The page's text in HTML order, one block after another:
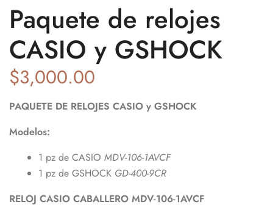
Paquete de relojes
CASIO y GSHOCK
$3,000.00
PAQUETE DE RELOJES CASIO y GSHOCK
Modelos:
1 pz de CASIO MDV-106-1AVCF
1 pz de GSHOCK GD-400-9CR
RELOJ CASIO CABALLERO MDV-106-1AVCF